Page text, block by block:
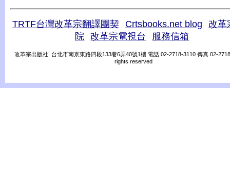
TRTF台灣改革宗翻譯團契 Crtsbooks.net blog
改革
院
改革宗電視台 服務信箱
改革宗出版社 台北市南京東路四段133巷6弄40號1樓 電話 02-2718-3110 傳真 02-
rights reserved